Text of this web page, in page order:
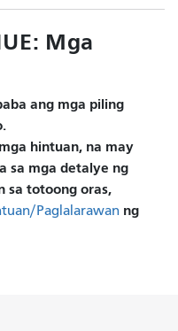
Mga
ang mga piling
hintuan, na may
sa mga detalye ng
sa totoong oras,
Paglalarawan ng